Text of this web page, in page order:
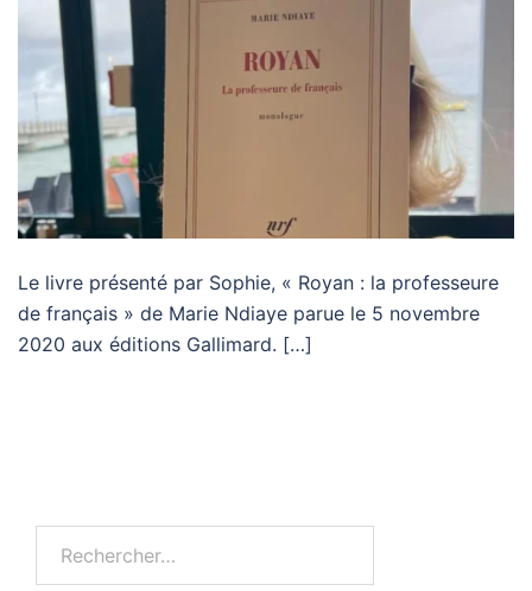
Le livre présenté par Sophie, « Royan : la professeure
de français » de Marie Ndiaye parue le 5 novembre
2020 aux éditions Gallimard. […]